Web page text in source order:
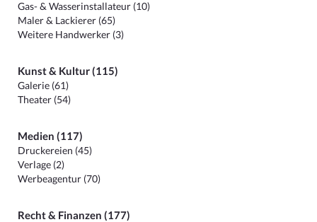
Gas- & Wasserinstallateur (10)
Maler & Lackierer (65)
Weitere Handwerker (3)
Kunst & Kultur (115)
Galerie (61)
Theater (54)
Medien (117)
Druckereien (45)
Verlage (2)
Werbeagentur (70)
Recht & Finanzen (177)